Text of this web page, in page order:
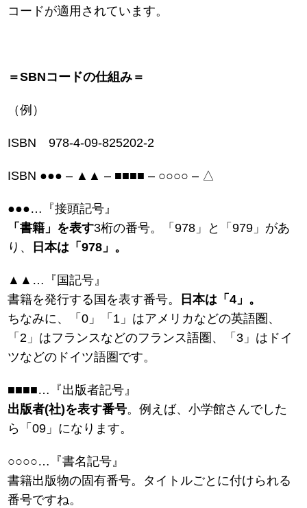
コードが適用されています。
＝SBNコードの仕組み＝
（例）
ISBN 978-4-09-825202-2
ISBN ●●● – ▲▲ – ■■■■ – ○○○○ – △
●●●…『接頭記号』
「書籍」を表す3桁の番号。「978」と「979」があ
り、
日本は「978」。
▲▲…『国記号』
書籍を発行する国を表す番号。
日本は「4」。
ちなみに、「0」「1」はアメリカなどの英語圏、
「2」はフランスなどのフランス語圏、「3」はドイ
ツなどのドイツ語圏です。
■■■■…『出版者記号』
出版者(社)を表す番号。例えば、小学館さんでした
ら「09」になります。
○○○○…『書名記号』
書籍出版物の固有番号。タイトルごとに付けられる
番号ですね。